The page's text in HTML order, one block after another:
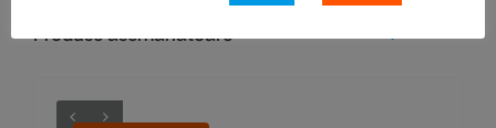
Produse asemănătoare